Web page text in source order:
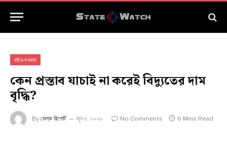
রাষ্ট্র-সরকার
কেন প্রস্তাব যাচাই না করেই বিদ্যুতের দাম
বৃদ্ধি?
By ডেস্ক রিপোর্ট জুন ৫, ২০২৬ No Comments 6 Mins Read